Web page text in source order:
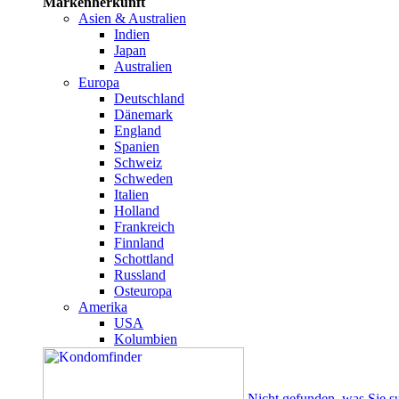
Asien & Australien
Indien
Japan
Australien
Europa
Deutschland
Dänemark
England
Spanien
Schweiz
Schweden
Italien
Holland
Frankreich
Finnland
Schottland
Russland
Osteuropa
Amerika
USA
Kolumbien